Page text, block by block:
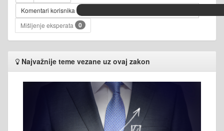
Komentari korisnika
Mišljenje eksperata
0
Najvažnije teme vezane uz ovaj zakon